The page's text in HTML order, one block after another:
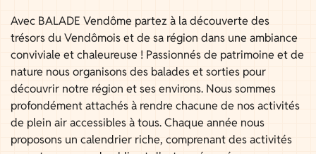
Avec BALADE Vendôme partez à la découverte des
trésors du Vendômois et de sa région dans une ambiance
conviviale et chaleureuse ! Passionnés de patrimoine et de
nature nous organisons des balades et sorties pour
découvrir notre région et ses environs. Nous sommes
profondément attachés à rendre chacune de nos activités
de plein air accessibles à tous. Chaque année nous
proposons un calendrier riche, comprenant des activités